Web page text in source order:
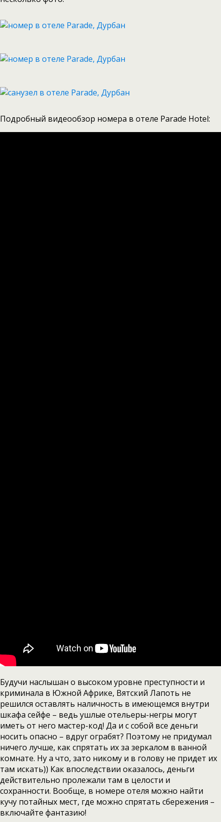
Подробный видеообзор номера в отеле Parade Hotel:
Будучи наслышан о высоком уровне преступности и
криминала в Южной Африке, Вятский Лапоть не
решился оставлять наличность в имеющемся внутри
шкафа сейфе – ведь ушлые отельеры-негры могут
иметь от него мастер-код! Да и с собой все деньги
носить опасно – вдруг ограбят? Поэтому не придумал
ничего лучше, как спрятать их за зеркалом в ванной
комнате. Ну а что, зато никому и в голову не придет их
там искать)) Как впоследствии оказалось, деньги
действительно пролежали там в целости и
сохранности. Вообще, в номере отеля можно найти
кучу потайных мест, где можно спрятать сбережения –
включайте фантазию!